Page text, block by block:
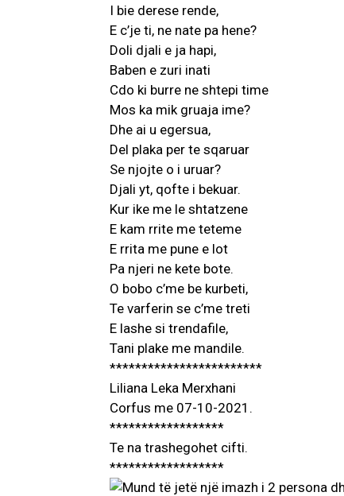
I bie derese rende,
E c’je ti, ne nate pa hene?
Doli djali e ja hapi,
Baben e zuri inati
Cdo ki burre ne shtepi time
Mos ka mik gruaja ime?
Dhe ai u egersua,
Del plaka per te sqaruar
Se njojte o i uruar?
Djali yt, qofte i bekuar.
Kur ike me le shtatzene
E kam rrite me teteme
E rrita me pune e lot
Pa njeri ne kete bote.
O bobo c’me be kurbeti,
Te varferin se c’me treti
E lashe si trendafile,
Tani plake me mandile.
************************
Liliana Leka Merxhani
Corfus me 07-10-2021.
******************
Te na trashegohet cifti.
******************